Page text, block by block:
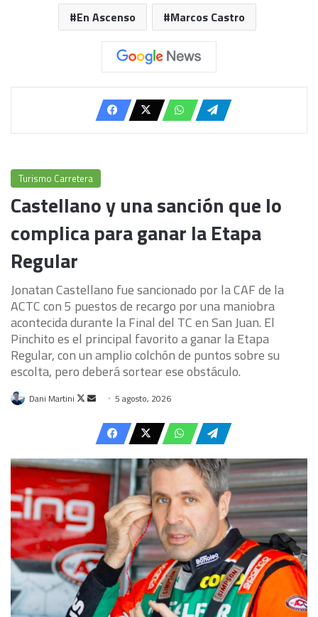
En Ascenso
Marcos Castro